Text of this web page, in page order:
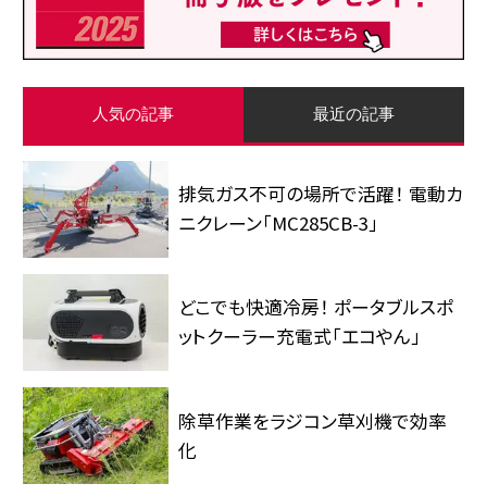
人気の記事 最近の記事
排気ガス不可の場所で活躍！ 電動カ
ニクレーン「MC285CB-3」
どこでも快適冷房！ ポータブルスポ
ットクーラー充電式「エコやん」
除草作業をラジコン草刈機で効率
化